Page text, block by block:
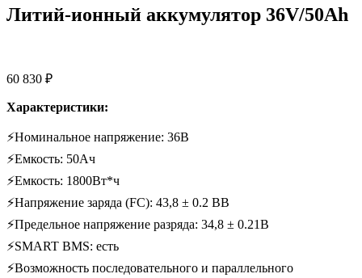
Литий-ионный аккумулятор 36V/50Ah
60 830 ₽
Характеристики:
⚡Номинальное напряжение: 36В
⚡Емкость: 50Ач
⚡Емкость: 1800Вт*ч
⚡Напряжение заряда (FC): 43,8 ± 0.2 ВВ
⚡Предельное напряжение разряда: 34,8 ± 0.21В
⚡SMART BMS: есть
⚡Возможность последовательного и параллельного